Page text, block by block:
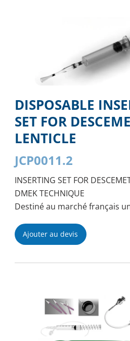
DISPOSABLE
SET FOR
LENTICLE
JCP0011.2
INSERTING SET FOR
DMEK TECHNIQUE
Destiné au marché français
Ajouter au devis